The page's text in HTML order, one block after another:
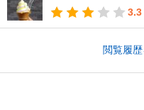
3.3
閲覧履